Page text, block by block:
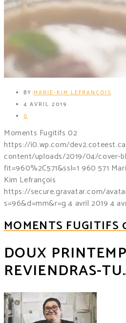
BY:MARIE-KIM LEFRANÇOIS
4 AVRIL 2019
0
Moments Fugitifs 02
https://i0.wp.com/
content/uploads/2019/04/cover-
fit=960%2C571&ssl=1 960 571
Kim Lefrançois
https://secure.gravatar.com/
s=96&d=mm&r=g 4 avril 2019 4
MOMENTS FUGITIFS
DOUX
REVIENDRAS-